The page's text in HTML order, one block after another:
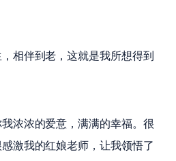
相伴到老，这就是我所想得到
浓浓的爱意，满满的幸福。很
激我的红娘老师，让我领悟了